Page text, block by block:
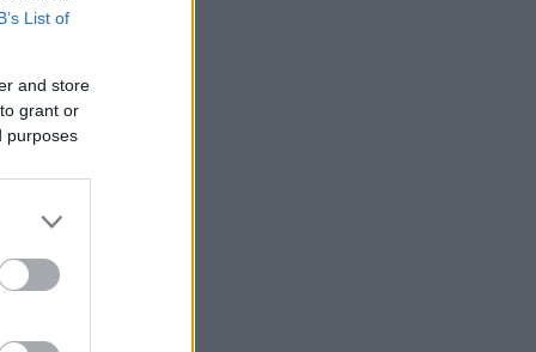
List of
and store
grant or
purposes